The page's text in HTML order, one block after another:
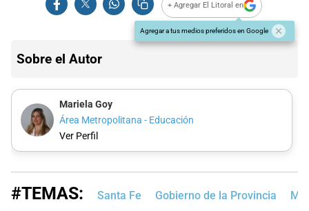
+ Agregar El Litoral en
Agregar a tus medios preferidos en Google
Sobre el Autor
Mariela Goy
Área Metropolitana - Educación
Ver Perfil
#TEMAS: Santa Fe Gobierno de la Provincia